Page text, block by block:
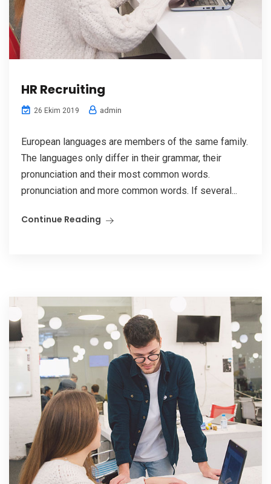
HR Recruiting
26 Ekim 2019 admin
European languages are members of the same family.
The languages only differ in their grammar, their
pronunciation and their most common words.
pronunciation and more common words. If several...
Continue Reading